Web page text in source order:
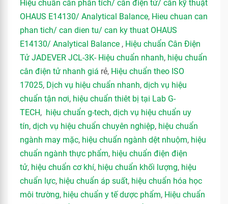
Hiệu chuẩn cân phân tích/ cân điện tử/ cân kỹ thuật
OHAUS E14130/ Analytical Balance, Hieu chuan can
phan tich/ can dien tu/ can ky thuat OHAUS
E14130/ Analytical Balance , Hiệu chuẩn Cân Điện
Tử JADEVER JCL-3K- Hiệu chuẩn nhanh, hiệu chuẩn
cân điện tử nhanh giá rẻ, Hiệu chuẩn theo ISO
17025, Dịch vụ hiệu chuẩn nhanh, dịch vụ hiệu
chuẩn tận nơi, hiệu chuẩn thiêt bị tại Lab G-
TECH, hiệu chuẩn g-tech, dịch vụ hiệu chuẩn uy
tín, dịch vụ hiệu chuẩn chuyên nghiệp, hiệu chuẩn
ngành may mặc, hiệu chuẩn ngành dệt nhuộm, hiệu
chuẩn ngành thực phẩm, hiệu chuẩn điện điện
tử, hiệu chuẩn cơ khí, hiệu chuẩn khối lượng, hiệu
chuẩn lực, hiệu chuẩn áp suất, hiệu chuẩn hóa học
môi trường, hiệu chuẩn y tế dược phẩm, Hiệu chuẩn